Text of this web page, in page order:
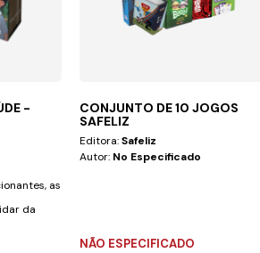
-
as
da
CONJUNTO DE 10 JOGOS
SAFELIZ
Editora:Safeliz
Autor: No Especificado
NÃO ESPECIFICADO